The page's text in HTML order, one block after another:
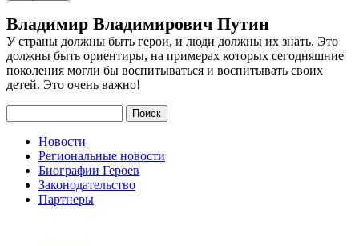
Владимир Владимирович Путин
У страны должны быть герои, и люди должны их знать. Это
должны быть ориентиры, на примерах которых сегодняшние
поколения могли бы воспитываться и воспитывать своих
детей. Это очень важно!
Поиск
Новости
Региональные новости
Биографии Героев
Законодательство
Партнеры